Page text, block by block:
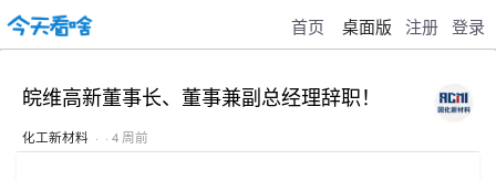
首页 桌面版 注册 登录
皖维高新董事长、董事兼副总经理辞职！
化工新材料 · · 4 周前